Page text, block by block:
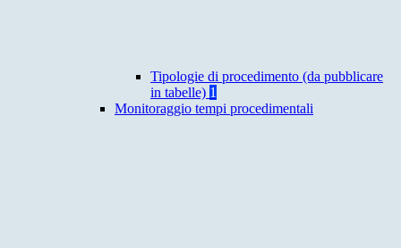
Tipologie di procedimento (da pubblicare
in tabelle) 1
Monitoraggio tempi procedimentali